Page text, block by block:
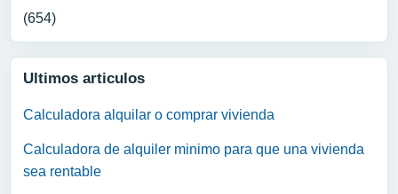
(654)
Ultimos articulos
Calculadora alquilar o comprar vivienda
Calculadora de alquiler minimo para que una vivienda
sea rentable